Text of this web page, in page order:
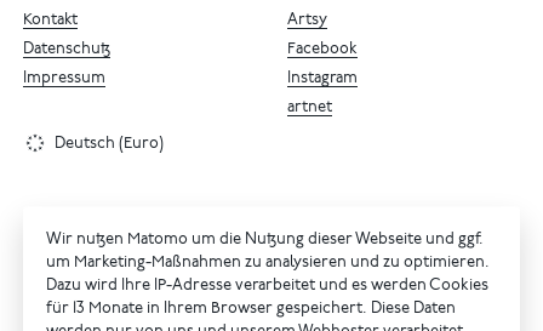
Artsy
Facebook
Instagram
artnet
Kontakt
Datenschutz
Impressum
Deutsch (Euro)
Wir nutzen Matomo um die Nutzung dieser Webseite und ggf.
um Marketing-Maßnahmen zu analysieren und zu optimieren.
Dazu wird Ihre IP-Adresse verarbeitet und es werden Cookies
für 13 Monate in Ihrem Browser gespeichert. Diese Daten